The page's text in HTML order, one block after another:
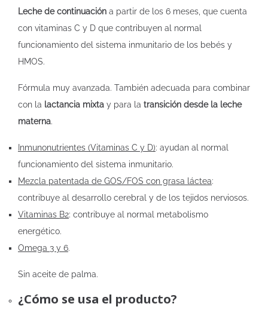
Leche de continuación a partir de los 6 meses, que cuenta
con vitaminas C y D que contribuyen al normal
funcionamiento del sistema inmunitario de los bebés y
HMOS.
Fórmula muy avanzada. También adecuada para combinar
con la lactancia mixta y para la transición desde la leche
materna.
Inmunonutrientes (Vitaminas C y D): ayudan al normal
funcionamiento del sistema inmunitario.
Mezcla patentada de GOS/FOS con grasa láctea:
contribuye al desarrollo cerebral y de los tejidos nerviosos.
Vitaminas B2: contribuye al normal metabolismo
energético.
Omega 3 y 6.
Sin aceite de palma.
¿Cómo se usa el producto?